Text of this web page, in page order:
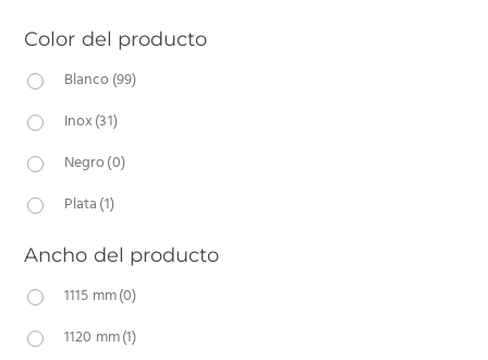
Color del producto
Blanco(99)
Inox(31)
Negro(0)
Plata(1)
Ancho del producto
1115 mm(0)
1120 mm(1)